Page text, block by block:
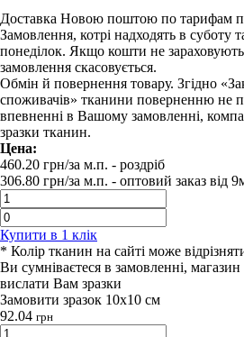
Доставка Новою поштою по тарифам
Замовлення, котрі надходять в суботу
понеділок. Якщо кошти не
замовлення скасовується.
Обмін й повернення товару. Згідно
споживачів» тканини поверненню не
впевненні в Вашому замовленні,
зразки тканин.
Цена:
460.20 грн/за м.п. - роздрiб
306.80 грн/за м.п. - оптовий заказ вiд
Купити в 1 клiк
* Колір тканин на сайті може
Ви сумніваєтеся в замовленні,
вислати Вам зразки
Замовити зразок 10х10 см
92.04 грн